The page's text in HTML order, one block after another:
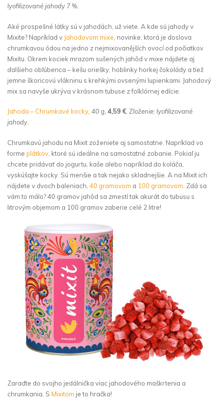
lyofilizované jahody 7 %.
Aké prospešné látky sú v jahodách, už viete. A kde sú jahody v
Mixite? Napríklad v Jahodovom mixe , novinke, ktorá je doslova
chrumkavou ódou na jedno z nejmixovanějších ovocí od počiatkov
Mixitu. Okrem kociek mrazom sušených jahôd v mixe nájdete aj
ďalšieho obľúbenca – kešu oriešky, hoblinky horkej čokolády a tiež
jemne škoricovú vlákninu s krehkými ovsenými lupienkami. Jahodový
mix sa navyše ukrýva v krásnom tubuse z folklórnej edície.
Jahoda – Chrumkavé kocky, 40 g, 4,59 €. Zloženie: lyofilizované
jahody.
Chrumkavú jahodu na Mixit zoženiete aj samostatne. Napríklad vo
forme plátkov , ktoré sú ideálne na samostatné zobanie. Pokiaľ ju
chcete pridávať do jogurtu, kaše alebo napríklad do koláča,
vyskúšajte kocky. Sú menšie a tak nejako skladnejšie. A na Mixit ich
nájdete v dvoch baleniach, 40 gramovom a 100 gramovom . Zdá sa
vám to málo? 40 gramov jahôd sa zmestí tak akurát do tubusu s
litrovým objemom a 100 gramov zaberie celé 2 litre!
Zaraďte do svojho jedálnička viac jahodového maškrtenia a
chrumkania. S Mixitom je to hračka!